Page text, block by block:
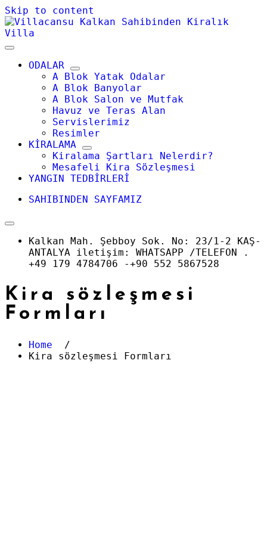
Skip to content
ODALAR
A Blok Yatak Odalar
A Blok Banyolar
A Blok Salon ve Mutfak
Havuz ve Teras Alan
Servislerimiz
Resimler
KİRALAMA
Kiralama Şartları Nelerdir?
Mesafeli Kira Sözleşmesi
YANGIN TEDBİRLERİ
SAHIBINDEN SAYFAMIZ
Kalkan Mah. Şebboy Sok. No: 23/1-2 KAŞ-
ANTALYA iletişim: WHATSAPP /TELEFON .
+49 179 4784706 -+90 552 5867528
Kira sözleşmesi
Formları
Home /
Kira sözleşmesi Formları